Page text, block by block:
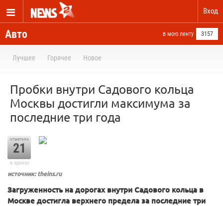
Вход
Авто в мою ленту 3157
Лучшее Горячее Новое
Пробки внутри Садового кольца
Москвы достигли максимума за
последние три года
отметили
21
в архиве
источник: theins.ru
Загруженность на дорогах внутри Садового кольца в
Москве достигла верхнего предела за последние три